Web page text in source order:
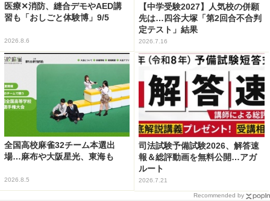
医療✕消防、縫合デモやAED講
習も「おしごと体験博」9/5
2026.8.6
【中学受験2027】人気校の併願
先は…四谷大塚「第2回合不合判
定テスト」結果
2026.7.16
全国高校麻雀32チーム本選出
場…麻布や大阪星光、東海も
2026.8.5
司法試験予備試験2026、解答速
報＆総評動画を無料公開…アガ
ルート
2026.7.21
Recommended by